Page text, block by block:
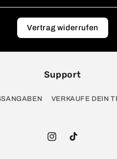
Vertrag widerrufen
Support
VERKAUFE DEIN
InstagramTikTok